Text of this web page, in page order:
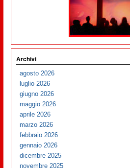
Archivi
agosto 2026
luglio 2026
giugno 2026
maggio 2026
aprile 2026
marzo 2026
febbraio 2026
gennaio 2026
dicembre 2025
novembre 2025